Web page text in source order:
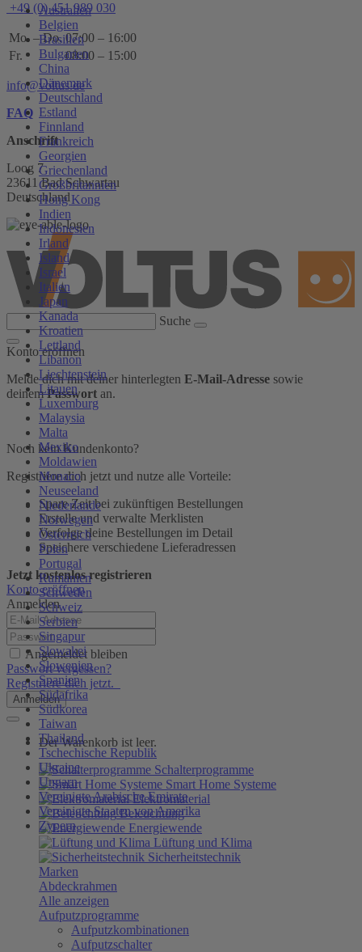
Australien
Belgien
Brasilien
Bulgarien
China
Dänemark
Deutschland
Estland
Finnland
Frankreich
Georgien
Griechenland
Großbritannien
Hong Kong
Indien
Indonesien
Irland
Island
Israel
Italien
Japan
Kanada
Kroatien
Lettland
Libanon
Liechtenstein
Litauen
Luxemburg
Malaysia
Malta
Mexiko
Moldawien
Monaco
Neuseeland
Niederlande
Norwegen
Österreich
Polen
Portugal
Rumänien
Schweden
Schweiz
Serbien
Singapur
Slowakei
Slowenien
Spanien
Südafrika
Südkorea
Taiwan
Thailand
Tschechische Republik
Ukraine
Ungarn
Vereinigte Arabische Emirate
Vereinigte Staaten von Amerika
Zypern
+49 (0) 451 989 030
Mo. – Do. 07:00 – 16:00
Fr.
08:00 – 15:00
info@voltus.de
FAQ
Anschrift
Loog 7
23611 Bad Schwartau
Deutschland
Suche
Konto eröffnen
Melde dich mit deiner hinterlegten E-Mail-Adresse sowie
deinemPasswort an.
Noch kein Kundenkonto?
Registriere dich jetzt und nutze alle Vorteile:
Spare Zeit bei zukünftigen Bestellungen
Erstelle und verwalte Merklisten
Verfolge deine Bestellungen im Detail
Speichere verschiedene Lieferadressen
Jetzt kostenlos registrieren
Konto eröffnen
Anmelden
Angemeldet bleiben
Passwort vergessen?
Registriere dich jetzt.
Anmelden
Der Warenkorb ist leer.
Schalterprogramme
Smart Home Systeme
Elektromaterial
Beleuchtung
Energiewende
Lüftung und Klima
Sicherheitstechnik
Marken
Abdeckrahmen
Alle anzeigen
Aufputzprogramme
Aufputzkombinationen
Aufputzschalter